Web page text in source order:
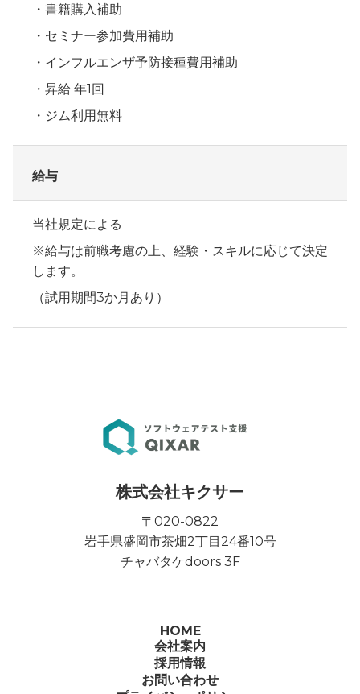
書籍購入補助
セミナー参加費用補助
インフルエンザ予防接種費用補助
昇給 年1回
ジム利用無料
給与
当社規定による
※給与は前職考慮の上、経験・スキルに応じて決定
します。
（試用期間3か月あり）
株式会社キクサー
〒020-0822
岩手県盛岡市茶畑2丁目24番10号
チャバタケdoors 3F
HOME
会社案内
採用情報
お問い合わせ